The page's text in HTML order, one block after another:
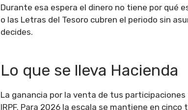
Durante esa espera el dinero no tiene por qué
o las Letras del Tesoro cubren el periodo sin
decides.
Lo que se lleva Hacienda
La ganancia por la venta de tus
IRPF. Para 2026 la escala se mantiene en cinco